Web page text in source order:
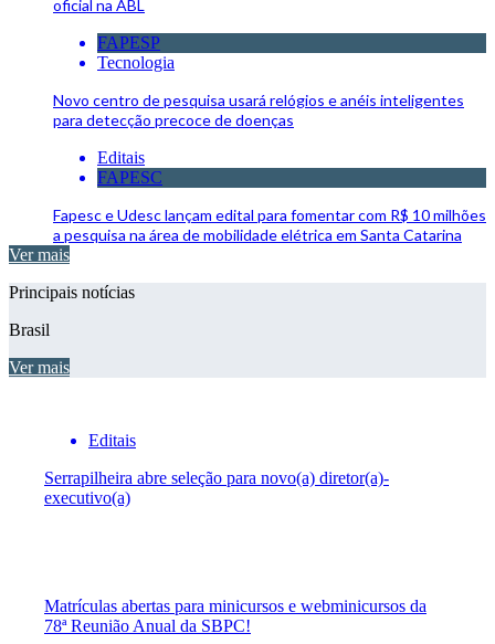
oficial na ABL
FAPESP
Tecnologia
Novo centro de pesquisa usará relógios e anéis inteligentes
para detecção precoce de doenças
Editais
FAPESC
Fapesc e Udesc lançam edital para fomentar com R$ 10 milhões
a pesquisa na área de mobilidade elétrica em Santa Catarina
Ver mais
Principais notícias
Brasil
Ver mais
Editais
Serrapilheira abre seleção para novo(a) diretor(a)-
executivo(a)
Matrículas abertas para minicursos e webminicursos da
78ª Reunião Anual da SBPC!